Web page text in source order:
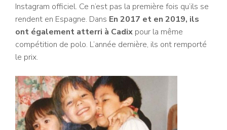
Instagram officiel. Ce n’est pas la première fois qu’ils se
rendent en Espagne. Dans En 2017 et en 2019, ils
ont également atterri à Cadix pour la même
compétition de polo. L’année dernière, ils ont remporté
le prix.